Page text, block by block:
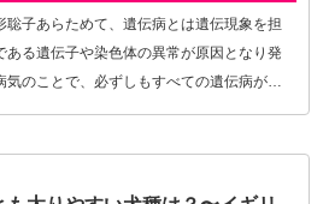
聡子あらためて、遺伝病とは遺伝現象を担
ある遺伝子や染色体の異常が原因となり発
気のことで、必ずしもすべての遺伝病が親
と伝えられるものではありません。です